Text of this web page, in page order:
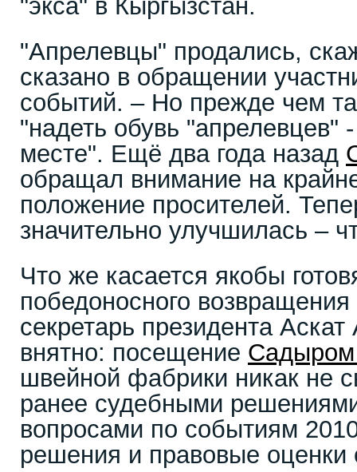
"экса" в Кыргызстан.
"Апрелевцы" продались,
сказано в обращении
событий. – Но прежде чем
"надеть обувь
месте". Ещё два года назад
обращал внимание на
положение просителей.
значительно улучшилась –
Что же касается якобы
победоносного
секретарь президента
внятно: посещение
швейной фабрики никак не
ранее судебными
вопросами по событиям
решения и правовые оценки